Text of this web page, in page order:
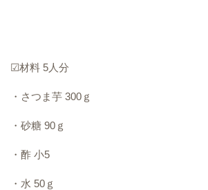
☑材料 5人分
・さつま芋 300ｇ
・砂糖 90ｇ
・酢 小5
・水 50ｇ